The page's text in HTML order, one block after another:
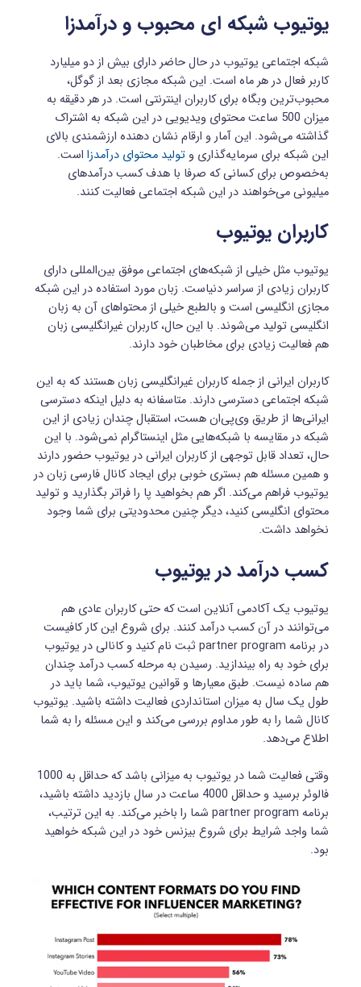
یوتیوب شبکه ای محبوب و درآمدزا
شبکه اجتماعی یوتیوب در حال حاضر دارای بیش از دو میلیارد
کاربر فعال در هر ماه است. این شبکه مجازی بعد از گوگل،
محبوب‌ترین وبگاه برای کاربران اینترنتی است. در هر دقیقه به
میزان 500 ساعت محتوای ویدیویی در این شبکه به اشتراک
گذاشته می‌شود. این آمار و ارقام نشان دهنده ارزشمندی بالای
این شبکه برای سرمایه‌گذاری و تولید محتوای درآمدزا است.
به‌خصوص برای کسانی که صرفا با هدف کسب درآمدهای
میلیونی می‌خواهند در این شبکه اجتماعی فعالیت کنند.
کاربران یوتیوب
یوتیوب مثل خیلی از شبکه‌های اجتماعی موفق بین‌المللی دارای
کاربران زیادی از سراسر دنیاست. زبان مورد استفاده در این شبکه
مجازی انگلیسی است و بالطبع خیلی از محتواهای آن به زبان
انگلیسی تولید می‌شوند. با این حال، کاربران غیرانگلیسی زبان
هم فعالیت زیادی برای مخاطبان خود دارند.
کاربران ایرانی از جمله کاربران غیرانگلیسی زبان هستند که به این
شبکه اجتماعی دسترسی دارند. متاسفانه به دلیل اینکه دسترسی
ایرانی‌ها از طریق وی‌پی‌ان هست، استقبال چندان زیادی از این
شبکه در مقایسه با شبکه‌هایی مثل اینستاگرام نمی‌شود. با این
حال، تعداد قابل توجهی از کاربران ایرانی در یوتیوب حضور دارند
و همین مسئله هم بستری خوبی برای ایجاد کانال فارسی زبان در
یوتیوب فراهم می‌کند. اگر هم بخواهید پا را فراتر بگذارید و تولید
محتوای انگلیسی کنید، دیگر چنین محدودیتی برای شما وجود
نخواهد داشت.
کسب درآمد در یوتیوب
یوتیوب یک آکادمی آنلاین است که حتی کاربران عادی هم
می‌توانند در آن کسب درآمد کنند. برای شروع این کار کافیست
در برنامه partner program ثبت نام کنید و کانالی در یوتیوب
برای خود به راه بیندازید. رسیدن به مرحله کسب درآمد چندان
هم ساده نیست. طبق معیارها و قوانین یوتیوب، شما باید در
طول یک سال به میزان استانداردی فعالیت داشته باشید. یوتیوب
کانال شما را به طور مداوم بررسی می‌کند و این مسئله را به شما
اطلاع می‌دهد.
وقتی فعالیت شما در یوتیوب به میزانی باشد که حداقل به 1000
فالوئر برسید و حداقل 4000 ساعت در سال بازدید داشته باشید،
برنامه partner program شما را باخبر می‌کند. به این ترتیب،
شما واجد شرایط برای شروع بیزنس خود در این شبکه خواهید
بود.